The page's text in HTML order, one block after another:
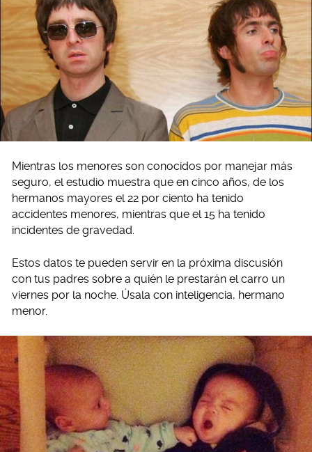
Mientras los menores son conocidos por manejar más
seguro, el estudio muestra que en cinco años, de los
hermanos mayores el 22 por ciento ha tenido
accidentes menores, mientras que el 15 ha tenido
incidentes de gravedad.
Estos datos te pueden servir en la próxima discusión
con tus padres sobre a quién le prestarán el carro un
viernes por la noche. Úsala con inteligencia, hermano
menor.